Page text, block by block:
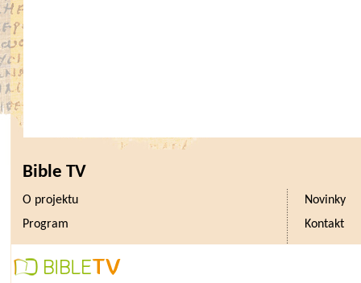
Bible TV
O projektu
Novinky
Program
Kontakt